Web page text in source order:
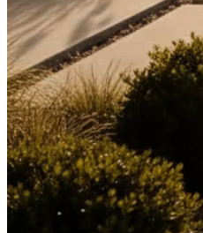
Drag and drop or click to select
Select or
Recent
0/1200